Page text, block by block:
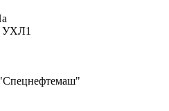
УХЛ1